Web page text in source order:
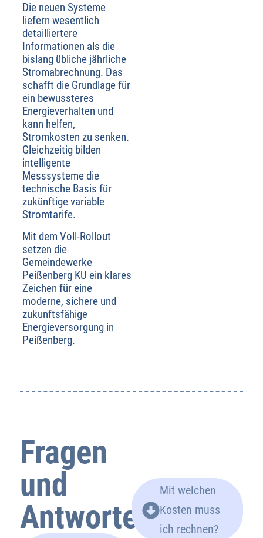
Die neuen Systeme
liefern wesentlich
detailliertere
Informationen als die
bislang übliche jährliche
Stromabrechnung. Das
schafft die Grundlage für
ein bewussteres
Energieverhalten und
kann helfen,
Stromkosten zu senken.
Gleichzeitig bilden
intelligente
Messsysteme die
technische Basis für
zukünftige variable
Stromtarife.
Mit dem Voll-Rollout
setzen die
Gemeindewerke
Peißenberg KU ein klares
Zeichen für eine
moderne, sichere und
zukunftsfähige
Energieversorgung in
Peißenberg.
Fragen
und
Antworten
Mit welchen
Kosten muss
ich rechnen?